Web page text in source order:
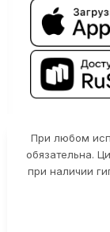
При любом
обязательна.
при наличии